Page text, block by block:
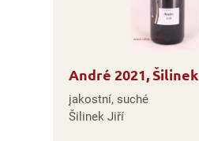
André 2021, Šilinek
jakostní, suché
Šilinek Jiří